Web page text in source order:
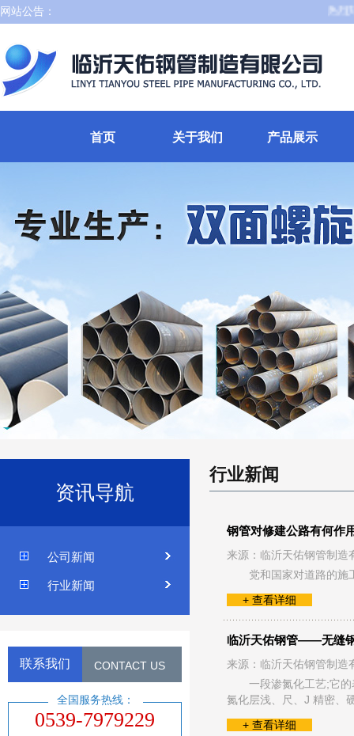
网站公告： 热烈庆
首页 关于我们 产品展示
资讯导航
公司新闻
行业新闻
联系我们 CONTACT US
0539-7979229
全国服务热线：
行业新闻
钢管对修建公路有何作
来源：临沂天佑钢管制
党和国家对道路的
+ 查看详细
临沂天佑钢管——无缝
来源：临沂天佑钢管制
一段渗氮化工艺;它
氮化层浅、尺、J 精密、
+ 查看详细